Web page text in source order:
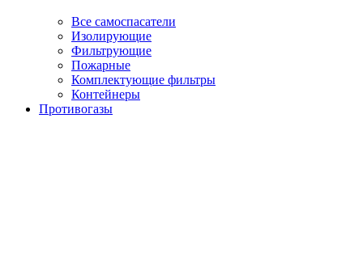
Все самоспасатели
Изолирующие
Фильтрующие
Пожарные
Комплектующие фильтры
Контейнеры
Противогазы